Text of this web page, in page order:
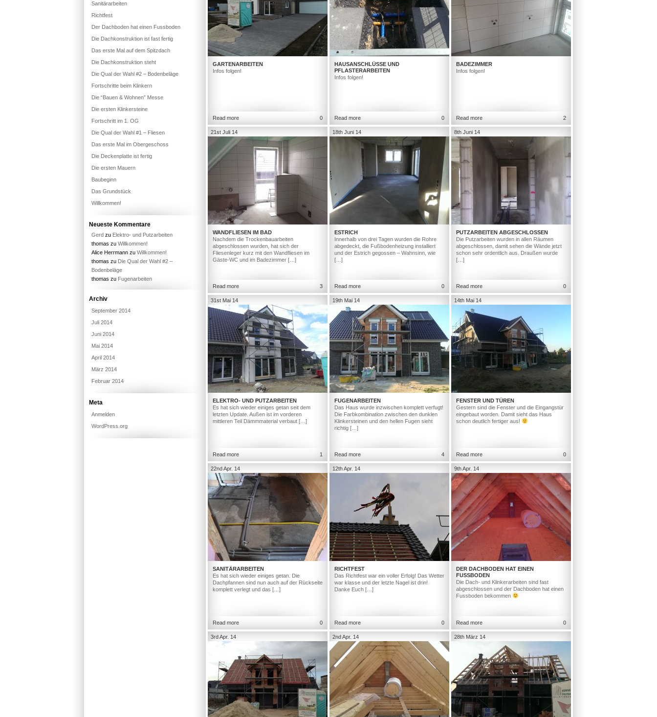
GARTENARBEITEN
Infos folgen!
Read more 0
HAUSANSCHLÜSSE UND
PFLASTERARBEITEN
Infos folgen!
Read more 0
BADEZIMMER
Infos folgen!
Read more 2
21st Juli 14
WANDFLIESEN IM BAD
Nachdem die Trockenbauarbeiten
abgeschlossen wurden, hat sich der
Fliesenleger kurz mit den Wandfliesen im
Gäste-WC und im Badezimmer […]
Read more 3
18th Juni 14
ESTRICH
Innerhalb von drei Tagen wurden die Rohre
abgedeckt, die Fußbodenheizung installiert
und der Estrich gegossen – Wahnsinn, wie
[…]
Read more 0
8th Juni 14
PUTZARBEITEN ABGESCHLOSSEN
Die Putzarbeiten wurden in allen Räumen
abgeschlossen, damit sehen die Wände jetzt
schon sehr ordentlich aus. Draußen wurde
[…]
Read more 0
31st Mai 14
ELEKTRO- UND PUTZARBEITEN
Es hat sich wieder einiges getan seit dem
letzten Update. Außen ist im vorderen
mittleren Teil Dämmmaterial verbaut […]
Read more 1
19th Mai 14
FUGENARBEITEN
Das Haus wurde inzwischen komplett verfugt!
Die Farbkombination zwischen den dunklen
Klinkersteinen und den hellen Fugen sieht
richtig […]
Read more 4
14th Mai 14
FENSTER UND TÜREN
Gestern sind die Fenster und die Eingangstür
eingebaut worden. Damit sieht das Haus
schon deutlich fertiger aus!
Read more 0
22nd Apr. 14
SANITÄRARBEITEN
Es hat sich wieder einiges getan. Die
Dachpfannen sind nun auch auf der Rückseite
komplett verlegt und das […]
Read more 0
12th Apr. 14
RICHTFEST
Das Richtfest war ein voller Erfolg! Das Wetter
war klasse und der letzte Nagel ist drin!
Danke Euch […]
Read more 0
9th Apr. 14
DER DACHBODEN HAT EINEN
FUSSBODEN
Die Dach- und Klinkerarbeiten sind fast
abgeschlossen und der Dachboden hat einen
Fussboden bekommen
Read more 0
3rd Apr. 14 2nd Apr. 14 28th März 14
Sanitärarbeiten
Richtfest
Der Dachboden hat einen Fussboden
Die Dachkonstruktion ist fast fertig
Das erste Mal auf dem Spitzdach
Die Dachkonstruktion steht
Die Qual der Wahl #2 – Bodenbeläge
Fortschritte beim Klinkern
Die “Bauen & Wohnen” Messe
Die ersten Klinkersteine
Fortschritt im 1. OG
Die Qual der Wahl #1 – Fliesen
Das erste Mal im Obergeschoss
Die Deckenplatte ist fertig
Die ersten Mauern
Baubeginn
Das Grundstück
Willkommen!
Neueste Kommentare
Gerd zu Elektro- und Putzarbeiten
thomas zu Willkommen!
Alice Herrmann zu Willkommen!
thomas zu Die Qual der Wahl #2 –
Bodenbeläge
thomas zu Fugenarbeiten
Archiv
September 2014
Juli 2014
Juni 2014
Mai 2014
April 2014
März 2014
Februar 2014
Meta
Anmelden
WordPress.org